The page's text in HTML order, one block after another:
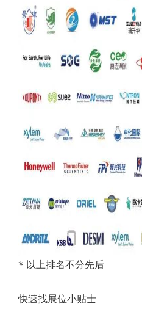
* 以上排名不分先后
快速找展位小贴士